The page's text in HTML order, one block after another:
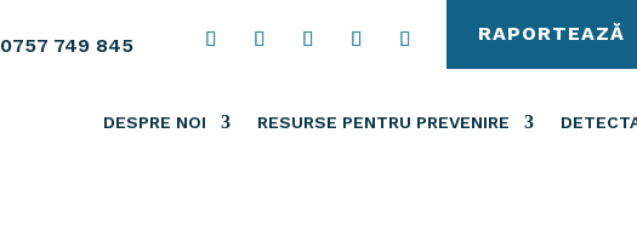
0757 749 845 RAPORTEAZĂ
DESPRE NOI RESURSE PENTRU PREVENIRE